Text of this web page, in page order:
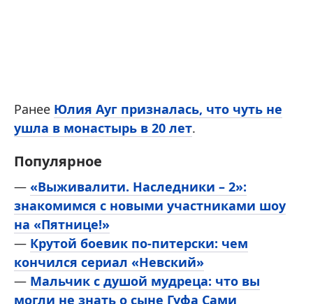
Ранее Юлия Ауг призналась, что чуть не
ушла в монастырь в 20 лет.
Популярное
— «Выживалити. Наследники – 2»:
знакомимся с новыми участниками шоу
на «Пятнице!»
— Крутой боевик по-питерски: чем
кончился сериал «Невский»
— Мальчик с душой мудреца: что вы
могли не знать о сыне Гуфа Сами